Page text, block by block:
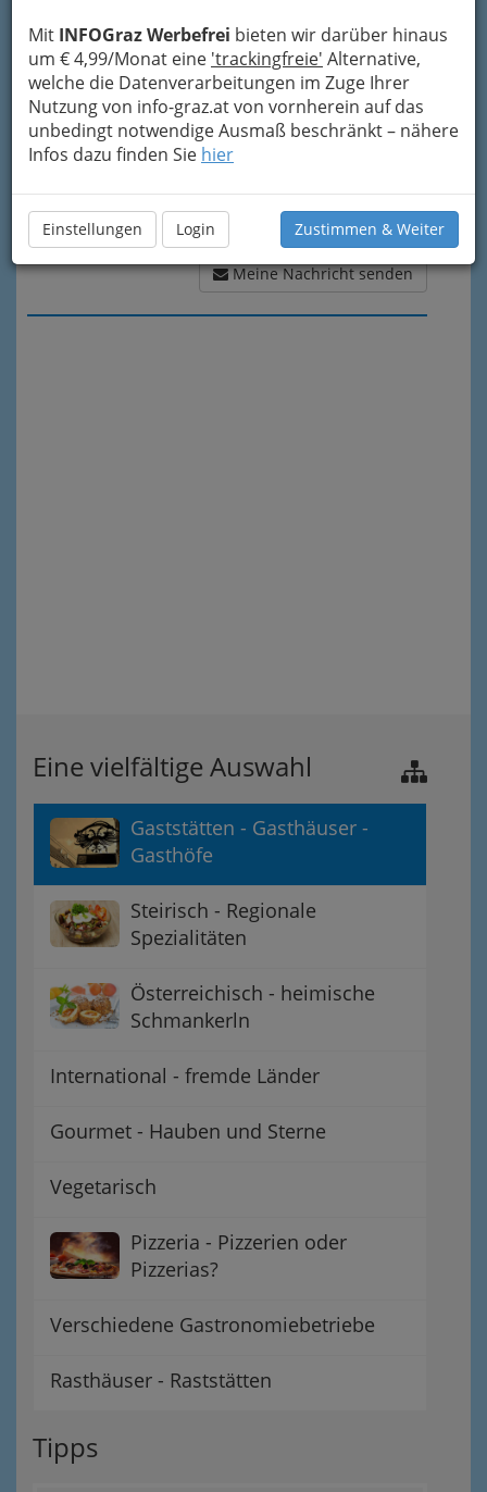
Mit INFOGraz Werbefrei bieten wir darüber hinaus
um € 4,99/Monat eine 'trackingfreie' Alternative,
welche die Datenverarbeitungen im Zuge Ihrer
Nutzung von info-graz.at von vornherein auf das
unbedingt notwendige Ausmaß beschränkt – nähere
Infos dazu finden Sie hier
Einstellungen Login Zustimmen & Weiter
Meine Nachricht senden
Eine vielfältige Auswahl
Gaststätten - Gasthäuser -
Gasthöfe
Steirisch - Regionale
Spezialitäten
Österreichisch - heimische
Schmankerln
International - fremde Länder
Gourmet - Hauben und Sterne
Vegetarisch
Pizzeria - Pizzerien oder
Pizzerias?
Verschiedene Gastronomiebetriebe
Rasthäuser - Raststätten
Tipps